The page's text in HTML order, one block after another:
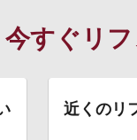
今すぐリ
近くのリ